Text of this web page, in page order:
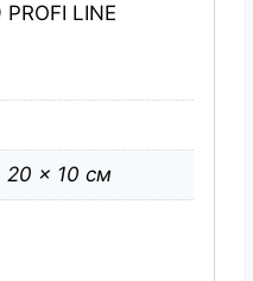
LINE
20 × 10 см